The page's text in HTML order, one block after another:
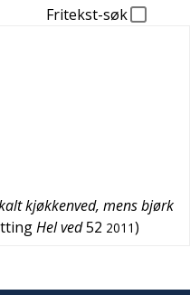
Fritekst-søk
kjøkkenved, mens bjørk
Hel ved52 2011)